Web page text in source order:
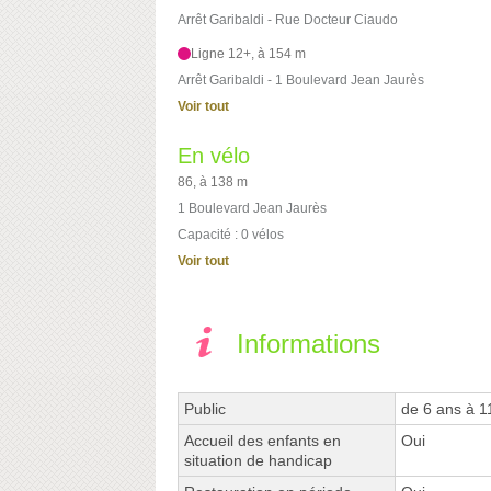
Arrêt Garibaldi - Rue Docteur Ciaudo
Ligne 12+, à 154 m
Arrêt Garibaldi - 1 Boulevard Jean Jaurès
Voir tout
En vélo
86, à 138 m
1 Boulevard Jean Jaurès
Capacité : 0 vélos
Voir tout
Informations
Public
de 6 ans à
Accueil des enfants en
situation de handicap
Oui